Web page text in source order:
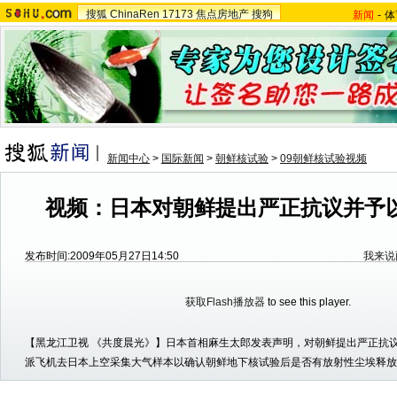
搜狐 ChinaRen 17173 焦点房地产 搜狗 新闻 -
新闻中心 > 国际新闻 > 朝鲜核试验 > 09朝鲜核试验视频
视频：日本对朝鲜提出严正抗议并予
发布时间:2009年05月27日14:50 我来
获取Flash播放器 to see this player.
【黑龙江卫视 《共度晨光》】日本首相麻生太郎发表声明，对朝鲜提出严正抗
派飞机去日本上空采集大气样本以确认朝鲜地下核试验后是否有放射性尘埃释